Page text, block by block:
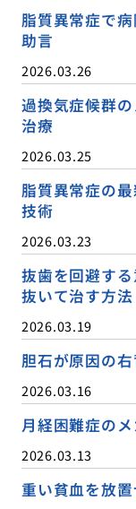
脂質異常症で
助言
2026.03.26
過換気症候群
治療
2026.03.25
脂質異常症の
技術
2026.03.23
抜歯を回避す
抜いて治す方法
2026.03.19
胆石が原因の
2026.03.16
月経困難症の
2026.03.13
重い貧血を放